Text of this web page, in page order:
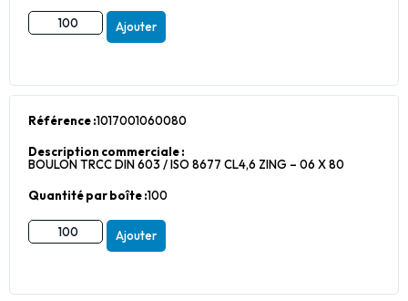
Ajouter
Référence :1017001060080
Description commerciale :
BOULON TRCC DIN 603 / ISO 8677 CL4,6 ZING – 06 X 80
Quantité par boîte :100
Ajouter